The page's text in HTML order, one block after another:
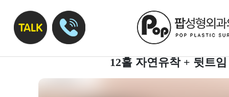
12홀 자연유착 + 뒷트